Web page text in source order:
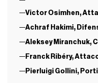
Victor Osimhen,
Achraf Hakimi,
Aleksey Miranchuk,
Franck Ribéry,
Pierluigi Gollini,